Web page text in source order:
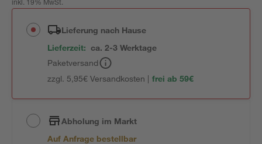
inkl. 19% MwSt.
Lieferung nach Hause
Lieferzeit: ca. 2-3 Werktage
Paketversand
zzgl. 5,95€ Versandkosten | frei ab 59€
Abholung im Markt
Auf Anfrage bestellbar